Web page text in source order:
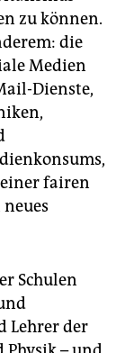
zu können.
die
Medien
Dienste,
fairen
Schulen
Lehrer der